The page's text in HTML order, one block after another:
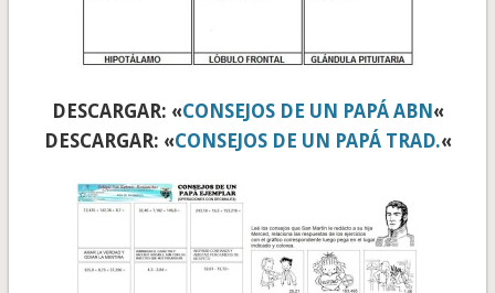
DESCARGAR: «CONSEJOS DE UN PAPÁ ABN «
DESCARGAR: «CONSEJOS DE UN PAPÁ TRAD.«